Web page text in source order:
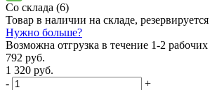
Со склада (6)
Товар в наличии на складе, резервируется
Нужно больше?
Возможна отгрузка в течение 1-2
792 руб.
1 320 руб.
-
+